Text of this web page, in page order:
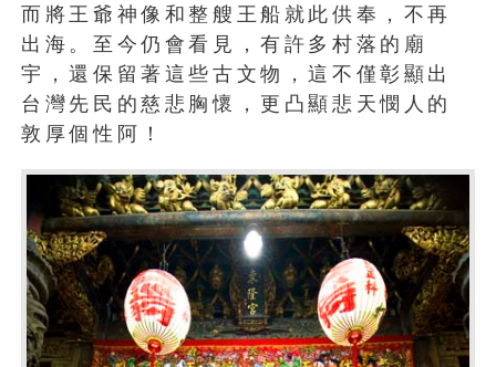
而將王爺神像和整艘王船就此供奉，不再
出海。至今仍會看見，有許多村落的廟
宇，還保留著這些古文物，這不僅彰顯出
台灣先民的慈悲胸懷，更凸顯悲天憫人的
敦厚個性阿！